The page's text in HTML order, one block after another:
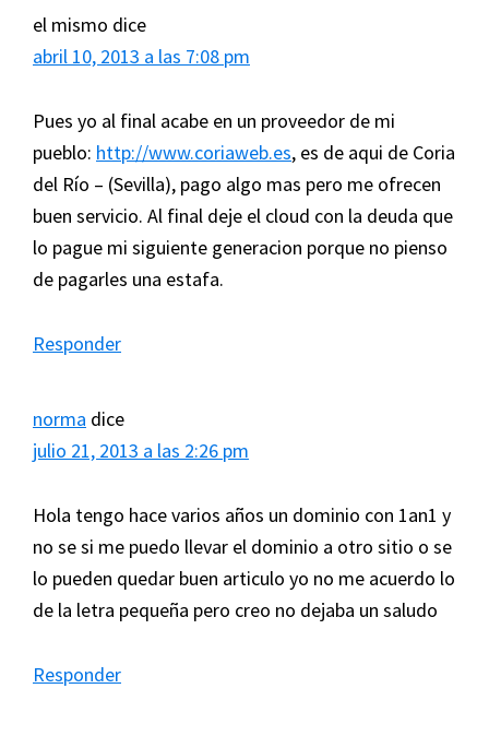
el mismo dice
abril 10, 2013 a las 7:08 pm
Pues yo al final acabe en un proveedor de mi
pueblo: http://www.coriaweb.es, es de aqui de Coria
del Río – (Sevilla), pago algo mas pero me ofrecen
buen servicio. Al final deje el cloud con la deuda que
lo pague mi siguiente generacion porque no pienso
de pagarles una estafa.
Responder
norma dice
julio 21, 2013 a las 2:26 pm
Hola tengo hace varios años un dominio con 1an1 y
no se si me puedo llevar el dominio a otro sitio o se
lo pueden quedar buen articulo yo no me acuerdo lo
de la letra pequeña pero creo no dejaba un saludo
Responder